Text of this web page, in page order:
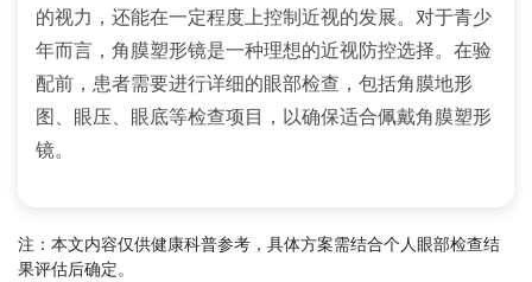
的视力，还能在一定程度上控制近视的发展。对于青少
年而言，角膜塑形镜是一种理想的近视防控选择。在验
配前，患者需要进行详细的眼部检查，包括角膜地形
图、眼压、眼底等检查项目，以确保适合佩戴角膜塑形
镜。
注：本文内容仅供健康科普参考，具体方案需结合个人眼部检查结
果评估后确定。